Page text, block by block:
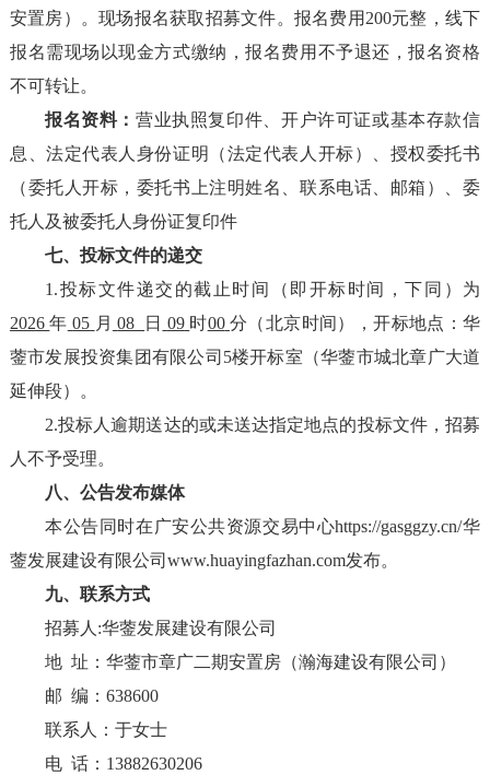
安置房）
。现场报名获取招募文件。报名费用 200元整，线下
报名需现场以现金方式缴纳，报名费用不予退还，报名资格
不可转让。
报名资料：营业执照复印件、开户许可证或基本存款信
息、法定代表人身份证明（法定代表人开标）、授权委托书
（委托人开标，委托书上注明姓名、联系电话、邮箱）、委
托人及被委托人身份证复印件
七、 投标文件的递交
1.投标文件递交的截止时间（即 开标时间，下同）为
2026 年 05 月 08 日 09 时00 分 （北京时间），开标地点：华
蓥市发展投资集团有限公司 5楼开标室（华蓥市城北章广大道
延伸段）。
2.投标人逾期送达的或未送达指定地点的投标文件， 招募
人 不予受理。
八、 公告发布媒体
本公告同时在广安公共资源交易中心https://gasggzy.cn/华
蓥发展建设有限公司 www.huayingfazhan.com发布。
九、联系方式
招募 人 :华蓥发展建设有限公司
地 址： 华蓥市章广二期安置房（瀚海建设有限公司）
邮 编： 638600
联系人： 于女士
电 话： 13882630206